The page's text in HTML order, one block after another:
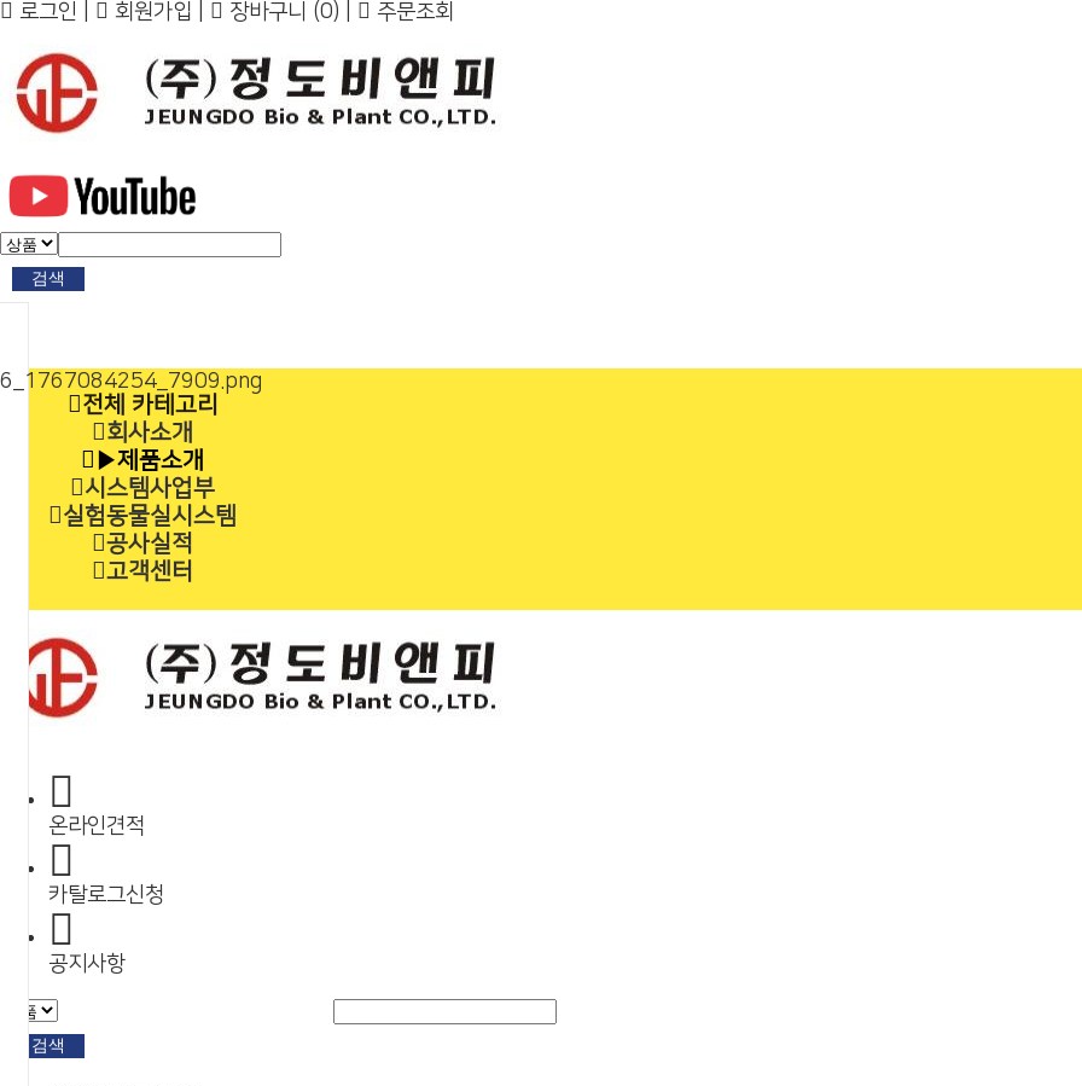
로그인 회원가입 장바구니 (0) 주문조회
검색
전체 카테고리
회사소개
▶제품소개
시스템사업부
실험동물실시스템
공사실적
고객센터
온라인견적
카탈로그신청
공지사항
검색